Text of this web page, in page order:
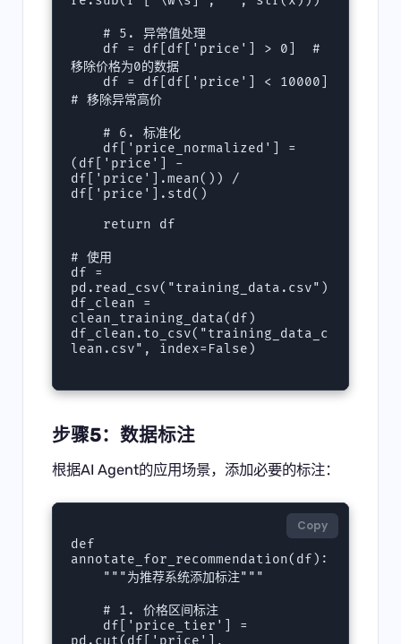
    # 5. 异常值处理
移除价格为0的数据
# 移除异常高价
    # 6. 标准化
(df['price'] -
df['price'].mean()) /
df['price'].std()
# 使用
df =
pd.read_csv("training_data.csv")
df_clean =
clean_training_data(df)
df_clean.to_csv("training_data_c
lean.csv", index=False)
步骤5：数据标注
根据AI Agent的应用场景，添加必要的标注：
Copy
def
annotate_for_recommendation(df):
    # 1. 价格区间标注